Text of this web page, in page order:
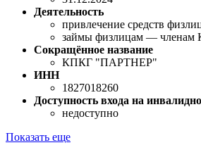
Деятельность
привлечение средств
займы физлицам —
Сокращённое название
КПКГ "ПАРТНЕР"
ИНН
1827018260
Доступность входа на
недоступно
Показать еще